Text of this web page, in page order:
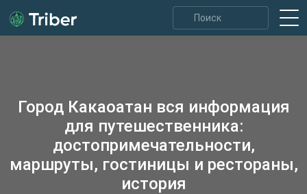
Город Какаоатан вся информация
для путешественника:
достопримечательности,
маршруты, гостиницы и рестораны,
история